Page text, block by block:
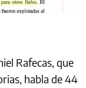
Rafecas, que
habla de 44